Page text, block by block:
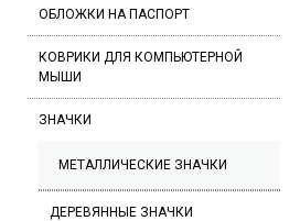
ОБЛОЖКИ НА ПАСПОРТ
КОВРИКИ ДЛЯ КОМПЬЮТЕРНОЙ
МЫШИ
ЗНАЧКИ
МЕТАЛЛИЧЕСКИЕ ЗНАЧКИ
ДЕРЕВЯННЫЕ ЗНАЧКИ